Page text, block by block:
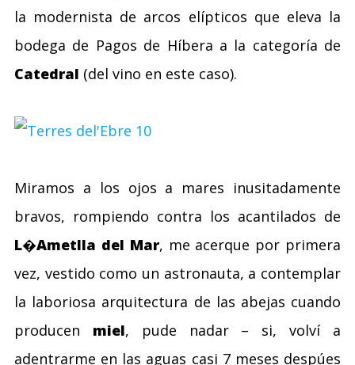
la modernista de arcos elípticos que eleva la
bodega de Pagos de Híbera a la categoría de
Catedral (del vino en este caso).
Miramos a los ojos a mares inusitadamente
bravos, rompiendo contra los acantilados de
L�Ametlla del Mar, me acerque por primera
vez, vestido como un astronauta, a contemplar
la laboriosa arquitectura de las abejas cuando
producen miel, pude nadar – si, volví a
adentrarme en las aguas casi 7 meses despúes